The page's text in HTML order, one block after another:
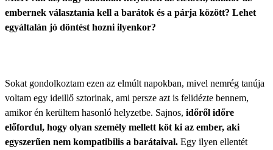
embernek választania kell a barátok és a párja között? Lehet
egyáltalán jó döntést hozni ilyenkor?
Sokat gondolkoztam ezen az elmúlt napokban, mivel nemrég tanúja
voltam egy ideillő sztorinak, ami persze azt is felidézte bennem,
amikor én kerültem hasonló helyzetbe. Sajnos, időről időre
előfordul, hogy olyan személy mellett köt ki az ember, aki
egyszerűen nem kompatibilis a barátaival. Egy ilyen ellentét